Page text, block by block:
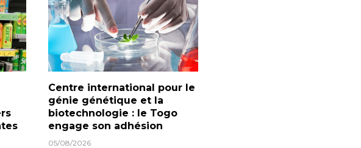
Centre international pour le
génie génétique et la
biotechnologie : le Togo
engage son adhésion
05/08/2026